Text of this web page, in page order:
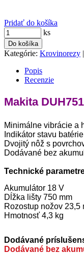
Pridať do košíka
ks
Do košíka
Kategórie: Krovinorezy |
Popis
Recenzie
Makita
Minimálne vibrácie a
Indikátor stavu batérie
Dvojitý nôž s
Dodávané bez
Technické
Akumulátor 18 V
Dĺžka lišty 750 mm
Rozostup nožov 23,5
Hmotnosť 4,3 kg
Dodávané
Dodávané bez